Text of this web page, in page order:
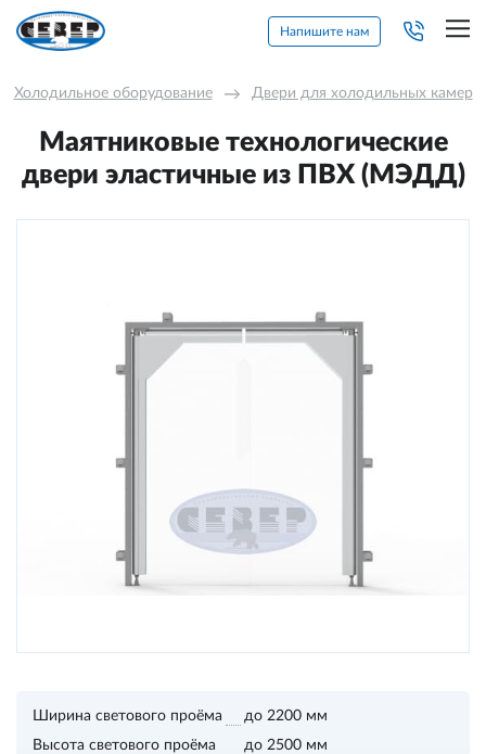
Напишите нам
Холодильное оборудование → Двери для холодильных камер
Маятниковые технологические
двери эластичные из ПВХ (МЭДД)
Ширина светового проёма
до 2200 мм
Высота светового проёма
до 2500 мм